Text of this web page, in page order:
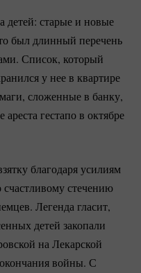
детей: старые и новые
был длинный перечень
Список, который
у нее в квартире
сложенные в банку,
гестапо в октябре
благодаря усилиям
стечению
Легенда гласит,
детей закопали
на Лекарской
войны. С